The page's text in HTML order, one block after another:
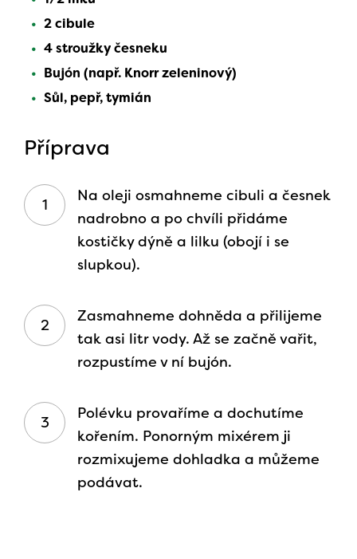
2 cibule
4 stroužky česneku
Bujón (např. Knorr zeleninový)
Sůl, pepř, tymián
Příprava
Na oleji osmahneme cibuli a česnek
nadrobno a po chvíli přidáme
kostičky dýně a lilku (obojí i se
slupkou).
Zasmahneme dohněda a přilijeme
tak asi litr vody. Až se začně vařit,
rozpustíme v ní bujón.
Polévku provaříme a dochutíme
kořením. Ponorným mixérem ji
rozmixujeme dohladka a můžeme
podávat.